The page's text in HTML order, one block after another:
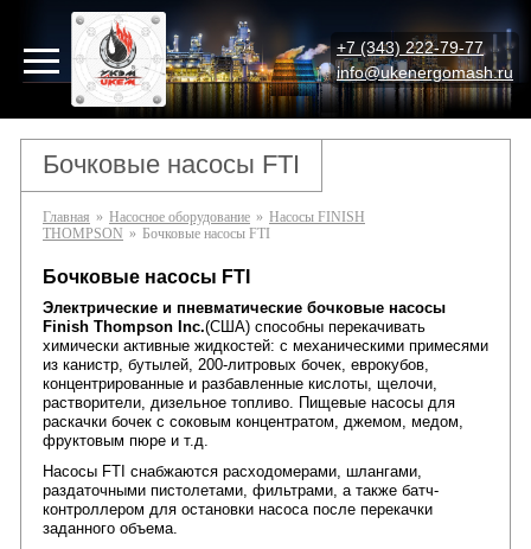
+7 (343) 222-79-77
info@ukenergomash.ru
Бочковые насосы FTI
Главная » Насосное оборудование » Насосы FINISH
THOMPSON » Бочковые насосы FTI
Бочковые насосы FTI
Электрические и пневматические бочковые насосы
Finish Thompson Inc.(США) способны перекачивать
химически активные жидкостей: с механическими примесями
из канистр, бутылей, 200-литровых бочек, еврокубов,
концентрированные и разбавленные кислоты, щелочи,
растворители, дизельное топливо. Пищевые насосы для
раскачки бочек с соковым концентратом, джемом, медом,
фруктовым пюре и т.д.
Насосы FTI снабжаются расходомерами, шлангами,
раздаточными пистолетами, фильтрами, а также батч-
контроллером для остановки насоса после перекачки
заданного объема.